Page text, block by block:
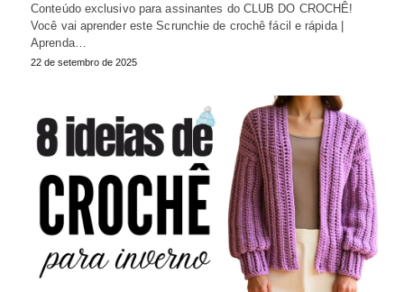
Conteúdo exclusivo para assinantes do CLUB DO CROCHÊ!
Você vai aprender este Scrunchie de crochê fácil e rápida |
Aprenda…
22 de setembro de 2025